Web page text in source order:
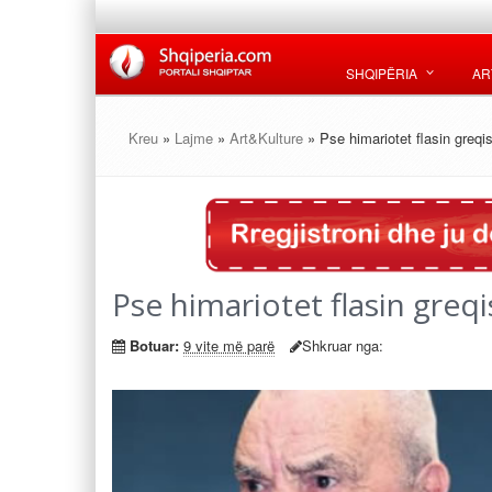
SHQIPËRIA
Kreu » Lajme » Art&Kulture » Pse himariotet flasin
Pse himariotet flasin
Botuar: 9 vite më parë Shkruar nga: